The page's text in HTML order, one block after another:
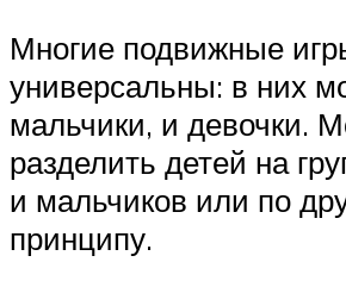
Многие подвижные
универсальны: в них
мальчики, и девочки.
разделить детей на
и мальчиков или по
принципу.